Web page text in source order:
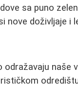
sa puno
nove doživljaje i
naše